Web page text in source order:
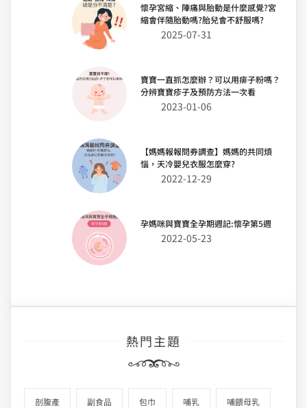
懷孕宮縮、陣痛與胎動是什麼感覺?宮
縮會伴隨胎動嗎?胎兒會不舒服嗎?
2025-07-31
寶寶一直抓怎麼辦？可以用痱子粉嗎？
分辨寶寶疹子及預防方法一次看
2023-01-06
【媽媽報報問券調查】媽媽的共同煩
惱，天冷嬰兒衣服怎麼穿?
2022-12-29
孕媽咪與寶寶全孕期週記:懷孕第5週
2022-05-23
熱門主題
剖腹產 副食品 包巾 哺乳 哺餵母乳